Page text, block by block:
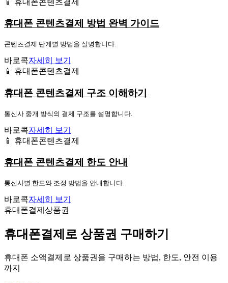
휴대폰 콘텐츠결제 방법 완벽 가이드
콘텐츠결제 단계별 방법을 설명합니다.
바로콕자세히 보기
📱 휴대폰콘텐츠결제
휴대폰 콘텐츠결제 구조 이해하기
통신사 중개 방식의 결제 구조를 설명합니다.
바로콕자세히 보기
📱 휴대폰콘텐츠결제
휴대폰 콘텐츠결제 한도 안내
통신사별 한도와 조정 방법을 안내합니다.
바로콕자세히 보기
휴대폰결제상품권
휴대폰결제로 상품권 구매하기
휴대폰 소액결제로 상품권을 구매하는 방법, 한도, 안전 이용
까지